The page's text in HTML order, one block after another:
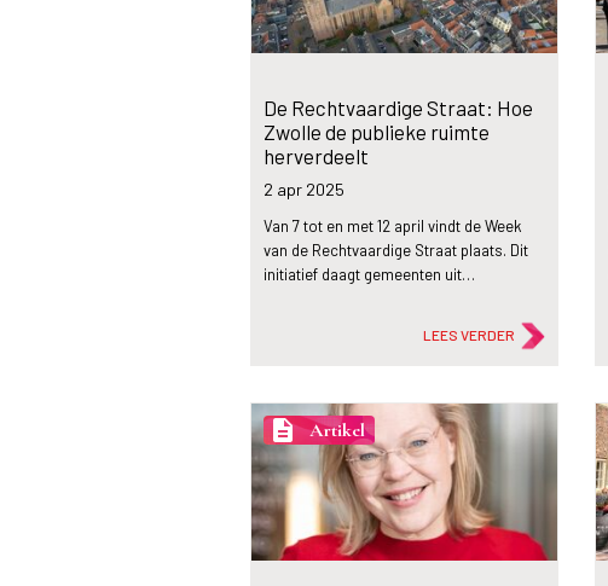
De Rechtvaardige Straat: Hoe
Zwolle de publieke ruimte
herverdeelt
2 apr 2025
Van 7 tot en met 12 april vindt de Week
van de Rechtvaardige Straat plaats. Dit
initiatief daagt gemeenten uit…
LEES VERDER
description Artikel